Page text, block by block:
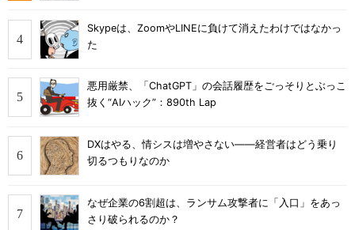
Skypeは、ZoomやLINEに負けて消えたわけではなかっ
た
悪用厳禁、「ChatGPT」の会話履歴をごっそりとぶっこ
抜く“AIハック”：890th Lap
DXはやる、情シスは増やさない――経営者はどう乗り
切るつもりなのか
なぜ企業の6割超は、ランサム攻撃者に「入口」をあっ
さり破られるのか？